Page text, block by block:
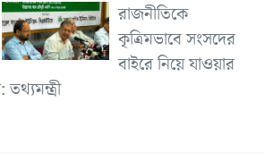
রাজনীতিকে
কৃত্রিমভাবে সংসদের
বাইরে নিয়ে যাওয়ার